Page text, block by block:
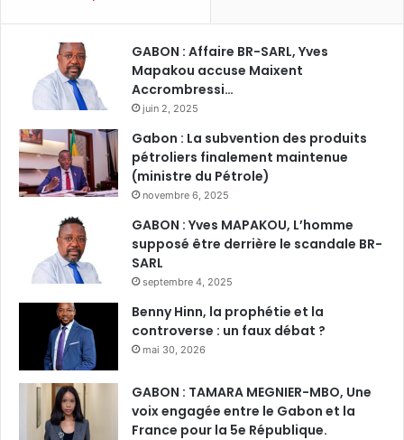
GABON : Affaire BR-SARL, Yves
Mapakou accuse Maixent
Accrombressi…
juin 2, 2025
Gabon : La subvention des produits
pétroliers finalement maintenue
(ministre du Pétrole)
novembre 6, 2025
GABON : Yves MAPAKOU, L’homme
supposé être derrière le scandale BR-
SARL
septembre 4, 2025
Benny Hinn, la prophétie et la
controverse : un faux débat ?
mai 30, 2026
GABON : TAMARA MEGNIER-MBO, Une
voix engagée entre le Gabon et la
France pour la 5e République.